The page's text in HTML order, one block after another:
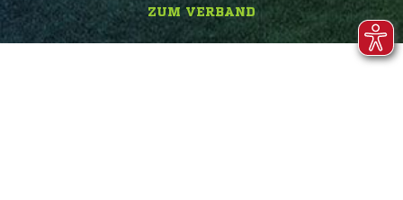
ZUM VERBAND